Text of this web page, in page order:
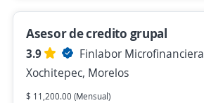
Asesor de credito grupal
3.9
Finlabor Microfinanciera
Xochitepec, Morelos
$ 11,200.00 (Mensual)